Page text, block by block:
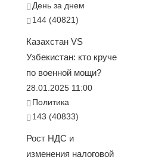
День за днем
144 (40821)
Казахстан VS
Узбекистан: кто круче
по военной мощи?
28.01.2025 11:00
Политика
143 (40833)
Рост НДС и
изменения налоговой